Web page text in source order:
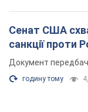
Сенат США
санкції проти
Документ
годину тому